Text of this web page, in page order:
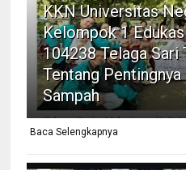
KKN Universitas
Kelompok 1
104238 Telaga Sari
Tentang
Sampah
Baca Selengkapnya